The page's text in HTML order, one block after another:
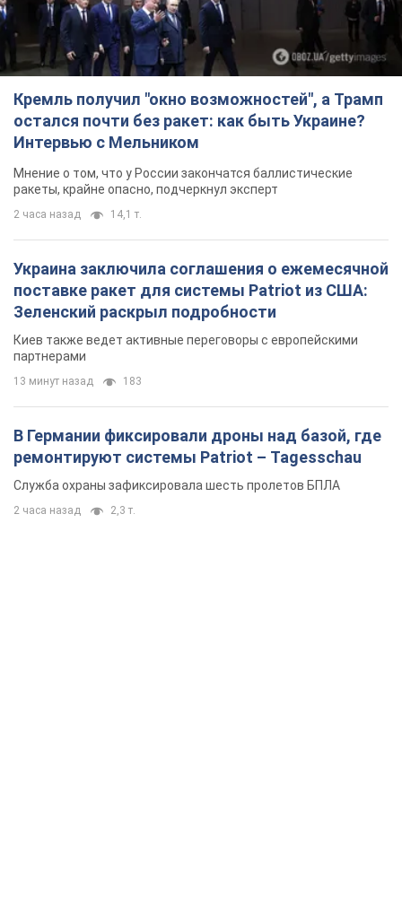
Кремль получил "окно возможностей", а Трамп
остался почти без ракет: как быть Украине?
Интервью с Мельником
Мнение о том, что у России закончатся баллистические
ракеты, крайне опасно, подчеркнул эксперт
2 часа назад 14,1 т.
Украина заключила соглашения о ежемесячной
поставке ракет для системы Patriot из США:
Зеленский раскрыл подробности
Киев также ведет активные переговоры с европейскими
партнерами
13 минут назад 183
В Германии фиксировали дроны над базой, где
ремонтируют системы Patriot – Tagesschau
Служба охраны зафиксировала шесть пролетов БПЛА
2 часа назад 2,3 т.